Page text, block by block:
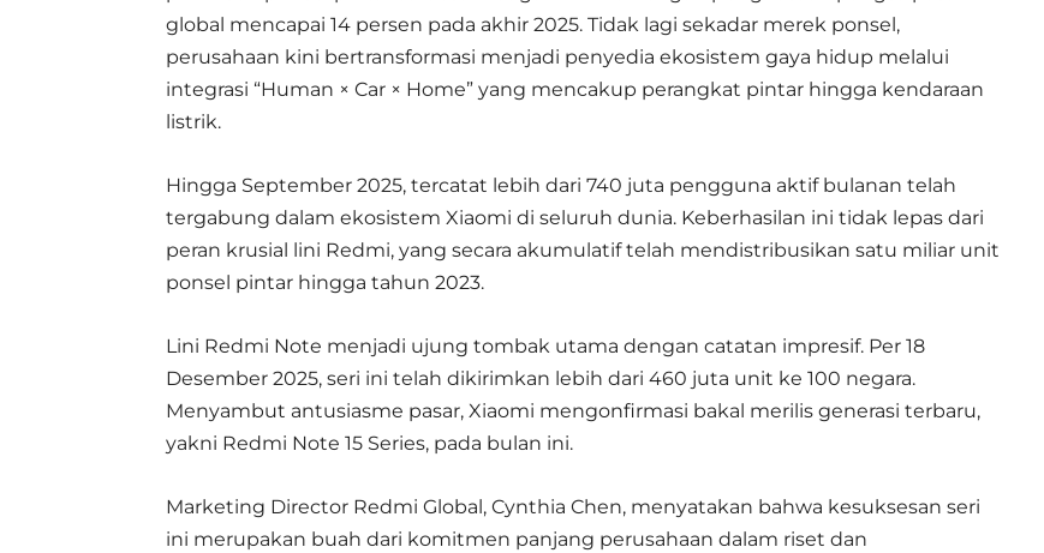
global mencapai 14 persen pada akhir 2025. Tidak lagi sekadar merek ponsel,
perusahaan kini bertransformasi menjadi penyedia ekosistem gaya hidup melalui
integrasi “Human × Car × Home” yang mencakup perangkat pintar hingga kendaraan
listrik.
Hingga September 2025, tercatat lebih dari 740 juta pengguna aktif bulanan telah
tergabung dalam ekosistem Xiaomi di seluruh dunia. Keberhasilan ini tidak lepas dari
peran krusial lini Redmi, yang secara akumulatif telah mendistribusikan satu miliar unit
ponsel pintar hingga tahun 2023.
Lini Redmi Note menjadi ujung tombak utama dengan catatan impresif. Per 18
Desember 2025, seri ini telah dikirimkan lebih dari 460 juta unit ke 100 negara.
Menyambut antusiasme pasar, Xiaomi mengonfirmasi bakal merilis generasi terbaru,
yakni Redmi Note 15 Series, pada bulan ini.
Marketing Director Redmi Global, Cynthia Chen, menyatakan bahwa kesuksesan seri
ini merupakan buah dari komitmen panjang perusahaan dalam riset dan